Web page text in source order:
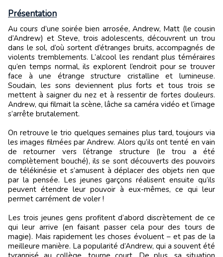
Présentation
Au cours d’une soirée bien arrosée, Andrew, Matt (le cousin
d’Andrew) et Steve, trois adolescents, découvrent un trou
dans le sol, d’où sortent d’étranges bruits, accompagnés de
violents tremblements. L’alcool les rendant plus téméraires
qu’en temps normal, ils explorent l’endroit pour se trouver
face à une étrange structure cristalline et lumineuse.
Soudain, les sons deviennent plus forts et tous trois se
mettent à saigner du nez et à ressentir de fortes douleurs.
Andrew, qui filmait la scène, lâche sa caméra vidéo et l’image
s’arrête brutalement.
On retrouve le trio quelques semaines plus tard, toujours via
les images filmées par Andrew. Alors qu’ils ont tenté en vain
de retourner vers l’étrange structure (le trou a été
complètement bouché), ils se sont découverts des pouvoirs
de télékinésie et s’amusent à déplacer des objets rien que
par la pensée. Les jeunes garçons réalisent ensuite qu’ils
peuvent étendre leur pouvoir à eux-mêmes, ce qui leur
permet carrément de voler !
Les trois jeunes gens profitent d’abord discrètement de ce
qui leur arrive (en faisant passer cela pour des tours de
magie). Mais rapidement les choses évoluent – et pas de la
meilleure manière. La popularité d’Andrew, qui a souvent été